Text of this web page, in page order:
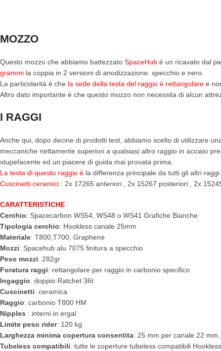
MOZZO
Questo mozzo che abbiamo battezzato SpaceHub è un ricavato dal
grammi la coppia in 2 versioni di anodizzazione: specchio e nero.
La particolarità è che la sede della testa del raggio è rettangolare e
Altro dato importante è che questo mozzo non necessita di alcun
I RAGGI
Anche qui, dopo decine di prodotti test, abbiamo scelto di utilizzare
meccaniche nettamente superiori a qualsiasi altro raggio in acciaio
stupefacente ed un piacere di guida mai provata prima.
La testa di questo raggio è la differenza principale da tutti gli altri
Cuscinetti ceramici : 2x 17265 anteriori , 2x 15267 posteriori , 2x
CARATTERISTICHE
Cerchio: Spacecarbon WS54, WS48 o WS41 Grafiche Bianche
Tipologia cerchio: Hookless canale 25mm
Materiale: T800,T700, Graphene
Mozzi: Spacehub alu 7075 finitura a specchio
Peso mozzi: 282gr
Foratura raggi: rettangolare per raggio in carbonio specifico
Ingaggio: doppio Ratchet 36t
Cuscinetti: ceramica
Raggio: carbonio T800 HM
Nipples : interni in ergal
Limite peso rider: 120 kg
Larghezza minima copertura consentita: 25 mm per canale 22
Tubeless compatibili: tutte le coperture tubeless compatibili Hookless